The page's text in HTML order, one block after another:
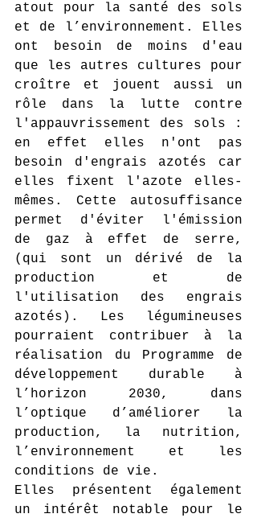
atout pour la santé des sols
et de l’environnement. Elles
ont besoin de moins d'eau
que les autres cultures pour
croître et jouent aussi un
rôle dans la lutte contre
l'appauvrissement des sols :
en effet elles n'ont pas
besoin d'engrais azotés car
elles fixent l'azote elles-
mêmes. Cette autosuffisance
permet d'éviter l'émission
de gaz à effet de serre,
(qui sont un dérivé de la
production et de
l'utilisation des engrais
azotés). Les légumineuses
pourraient contribuer à la
réalisation du Programme de
développement durable à
l’ horizon 2030, dans
l’optique d’améliorer la
production, la nutrition,
l’environnement et les
conditions de vie.
Elles présentent également
un intérêt notable pour le